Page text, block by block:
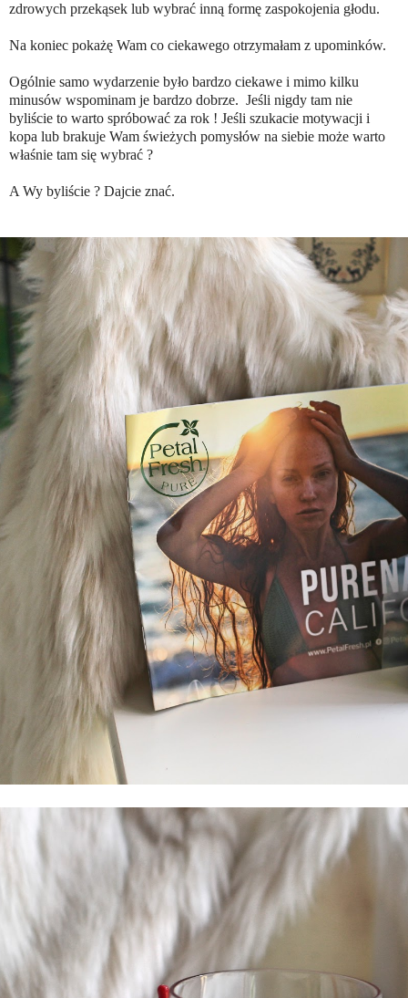
zdrowych przekąsek lub wybrać inną formę zaspokojenia głodu.
Na koniec pokażę Wam co ciekawego otrzymałam z upominków.
Ogólnie samo wydarzenie było bardzo ciekawe i mimo kilku
minusów wspominam je bardzo dobrze. Jeśli nigdy tam nie
byliście to warto spróbować za rok ! Jeśli szukacie motywacji i
kopa lub brakuje Wam świeżych pomysłów na siebie może warto
właśnie tam się wybrać ?
A Wy byliście ? Dajcie znać.